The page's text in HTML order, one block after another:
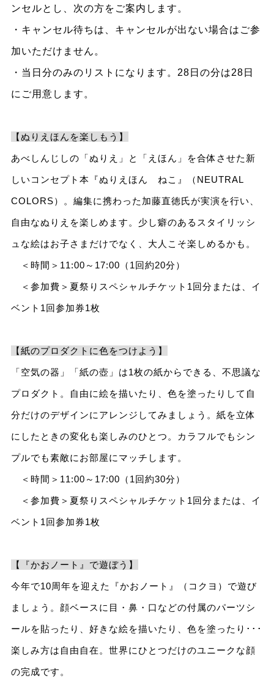
ンセルとし、次の方をご案内します。
・キャンセル待ちは、キャンセルが出ない場合はご参
加いただけません。
・当日分のみのリストになります。28日の分は28日
にご用意します。
【ぬりえほんを楽しもう】
あべしんじしの「ぬりえ」と「えほん」を合体させた新
しいコンセプト本『ぬりえほん ねこ』（NEUTRAL
COLORS）。編集に携わった加藤直徳氏が実演を行い、
自由なぬりえを楽しめます。少し癖のあるスタイリッシ
ュな絵はお子さまだけでなく、大人こそ楽しめるかも。
＜時間＞11:00～17:00（1回約20分）
＜参加費＞夏祭りスペシャルチケット1回分または、イ
ベント1回参加券1枚
【紙のプロダクトに色をつけよう】
「空気の器」「紙の壺」は1枚の紙からできる、不思議な
プロダクト。自由に絵を描いたり、色を塗ったりして自
分だけのデザインにアレンジしてみましょう。紙を立体
にしたときの変化も楽しみのひとつ。カラフルでもシン
プルでも素敵にお部屋にマッチします。
＜時間＞11:00～17:00（1回約30分）
＜参加費＞夏祭りスペシャルチケット1回分または、イ
ベント1回参加券1枚
【『かおノート』で遊ぼう】
今年で10周年を迎えた『かおノート』（コクヨ）で遊び
ましょう。顔ベースに目・鼻・口などの付属のパーツシ
ールを貼ったり、好きな絵を描いたり、色を塗ったり･･･
楽しみ方は自由自在。世界にひとつだけのユニークな顔
の完成です。